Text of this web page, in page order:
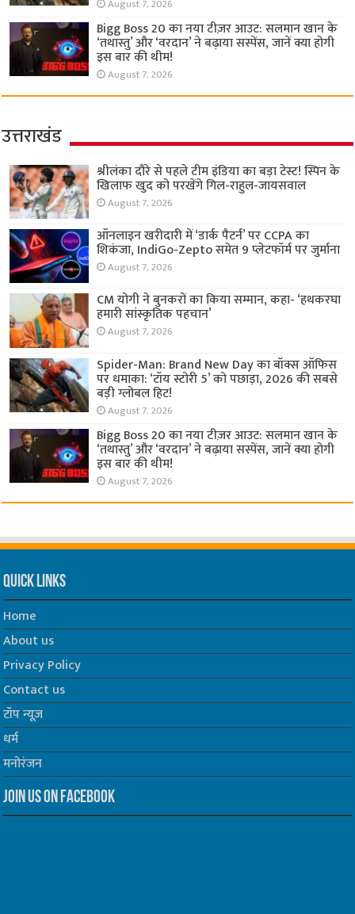
August 7, 2026
Bigg Boss 20 का नया टीज़र आउट: सलमान खान के
‘तथास्तु’ और ‘वरदान’ ने बढ़ाया सस्पेंस, जानें क्या होगी
इस बार की थीम!
August 7, 2026
उत्तराखंड
श्रीलंका दौरे से पहले टीम इंडिया का बड़ा टेस्ट! स्पिन के
खिलाफ खुद को परखेंगे गिल-राहुल-जायसवाल
August 7, 2026
ऑनलाइन खरीदारी में ‘डार्क पैटर्न’ पर CCPA का
शिकंजा, IndiGo-Zepto समेत 9 प्लेटफॉर्म पर जुर्माना
August 7, 2026
CM योगी ने बुनकरों का किया सम्मान, कहा- ‘हथकरघा
हमारी सांस्कृतिक पहचान’
August 7, 2026
Spider-Man: Brand New Day का बॉक्स ऑफिस
पर धमाका: ‘टॉय स्टोरी 5’ को पछाड़ा, 2026 की सबसे
बड़ी ग्लोबल हिट!
August 7, 2026
Bigg Boss 20 का नया टीज़र आउट: सलमान खान के
‘तथास्तु’ और ‘वरदान’ ने बढ़ाया सस्पेंस, जानें क्या होगी
इस बार की थीम!
August 7, 2026
Quick Links
Home
About us
Privacy Policy
Contact us
टॉप न्यूज़
धर्म
मनोरंजन
Join us on Facebook